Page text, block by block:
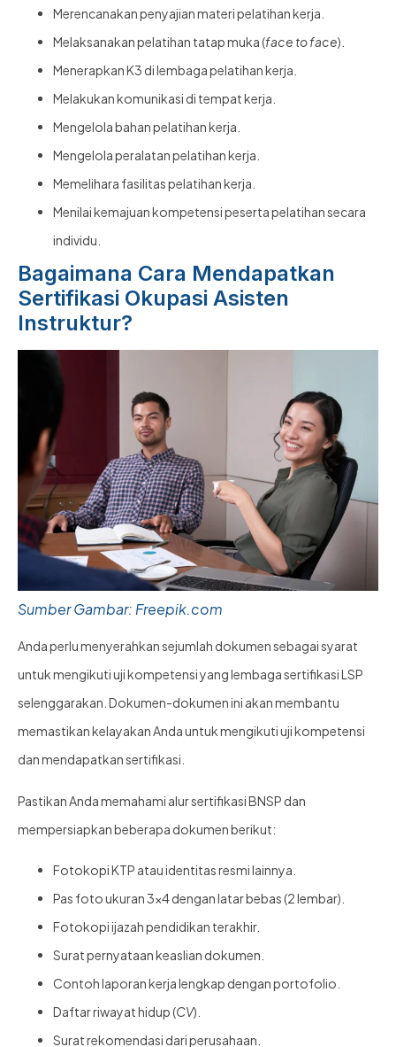
Merencanakan penyajian materi pelatihan kerja.
Melaksanakan pelatihan tatap muka (face to face).
Menerapkan K3 di lembaga pelatihan kerja.
Melakukan komunikasi di tempat kerja.
Mengelola bahan pelatihan kerja.
Mengelola peralatan pelatihan kerja.
Memelihara fasilitas pelatihan kerja.
Menilai kemajuan kompetensi peserta pelatihan secara
individu.
Bagaimana Cara Mendapatkan
Sertifikasi Okupasi Asisten
Instruktur?
Sumber Gambar: Freepik.com
Anda perlu menyerahkan sejumlah dokumen sebagai syarat
untuk mengikuti uji kompetensi yang lembaga sertifikasi LSP
selenggarakan. Dokumen-dokumen ini akan membantu
memastikan kelayakan Anda untuk mengikuti uji kompetensi
dan mendapatkan sertifikasi.
Pastikan Anda memahami alur sertifikasi BNSP dan
mempersiapkan beberapa dokumen berikut:
Fotokopi KTP atau identitas resmi lainnya.
Pas foto ukuran 3×4 dengan latar bebas (2 lembar).
Fotokopi ijazah pendidikan terakhir.
Surat pernyataan keaslian dokumen.
Contoh laporan kerja lengkap dengan portofolio.
Daftar riwayat hidup (CV).
Surat rekomendasi dari perusahaan.